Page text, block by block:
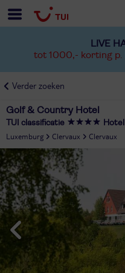
LIVE
tot 1000,- korting p.
Verder zoeken
Golf & Country Hotel
TUI classificatie Hotel
Luxemburg Clervaux Clervaux